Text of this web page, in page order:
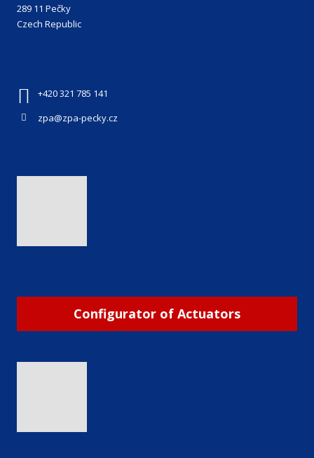
289 11 Pečky
Czech Republic
+420 321 785 141
zpa@zpa-pecky.cz
Configurator of Actuators